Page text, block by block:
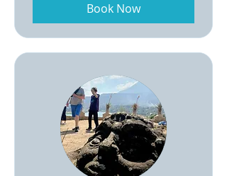
Book Now